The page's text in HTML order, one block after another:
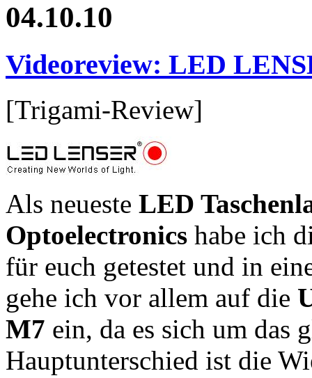
04.10.10
Videoreview: LED
[Trigami-Review]
Als neueste LED
Optoelectronics habe ich
für euch getestet und in
gehe ich vor allem auf die
M7 ein, da es sich um das
Hauptunterschied ist die